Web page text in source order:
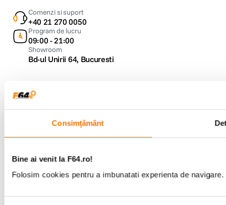
Consimțământ
Bine ai venit la F64.ro!
Folosim cookies pentru a imbunatati experienta de
Comenzi si suport
+40 21 270 0050
Program de lucru
09:00 - 21:00
Showroom
Bd-ul Unirii 64, Bucuresti